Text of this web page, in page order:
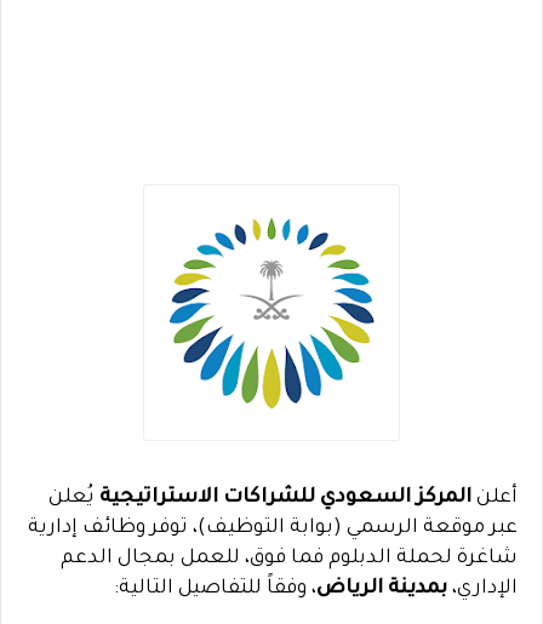
أعلن المركز السعودي للشراكات الاستراتيجية يُعلن
عبر موقعة الرسمي (بوابة التوظيف)، توفر وظائف إدارية
شاغرة لحملة الدبلوم فما فوق، للعمل بمجال الدعم
الإداري، بمدينة الرياض، وفقاً للتفاصيل التالية: